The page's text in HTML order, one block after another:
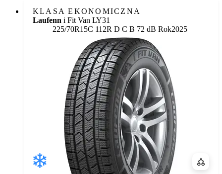
KLASA EKONOMICZNA
Laufenn i Fit Van LY31
225/70R15C 112R Etykieta:
D C B 72 dB Rok2025